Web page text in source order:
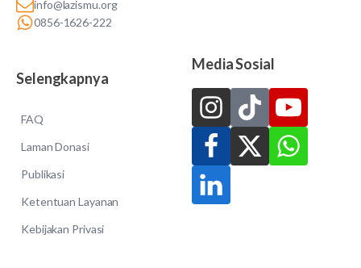
info@lazismu.org
0856-1626-222
Selengkapnya
FAQ
Laman Donasi
Publikasi
Ketentuan Layanan
Kebijakan Privasi
Media Sosial